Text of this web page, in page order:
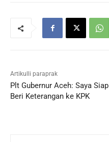
Artikulli paraprak
Plt Gubernur Aceh: Saya Siap
Beri Keterangan ke KPK